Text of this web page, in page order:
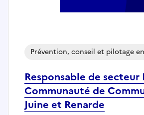
Responsable de secteur
Communauté de
Juine et Renarde
Prévention, conseil et pilotage